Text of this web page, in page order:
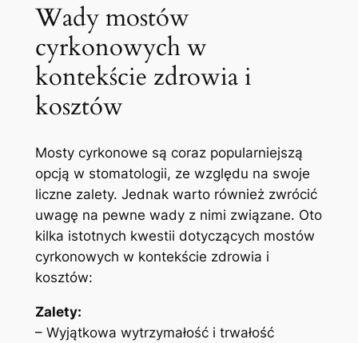
Wady mostów
cyrkonowych w
kontekście zdrowia i
kosztów
Mosty cyrkonowe są coraz popularniejszą
opcją w stomatologii, ze względu na swoje
liczne zalety. Jednak warto również zwrócić
uwagę na pewne wady z nimi związane. Oto
kilka istotnych kwestii dotyczących mostów
cyrkonowych w kontekście zdrowia i
kosztów:
Zalety:
– Wyjątkowa wytrzymałość i trwałość